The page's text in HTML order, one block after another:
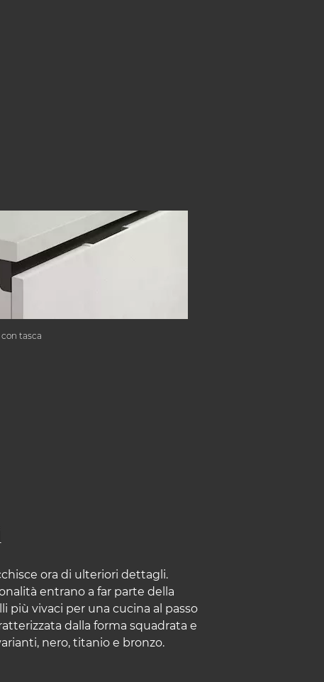
tasca
ora di ulteriori dettagli.
entrano a far parte della
più vivaci per una cucina al passo
dalla forma squadrata e
nero, titanio e bronzo.